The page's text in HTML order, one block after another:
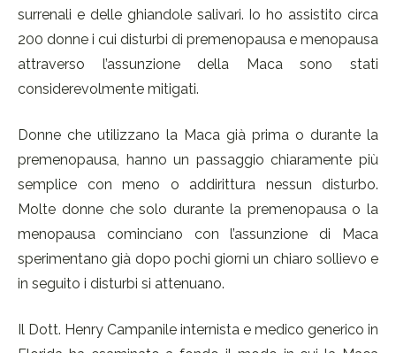
surrenali e delle ghiandole salivari. Io ho assistito circa
200 donne i cui disturbi di premenopausa e menopausa
attraverso l’assunzione della Maca sono stati
considerevolmente mitigati.
Donne che utilizzano la Maca già prima o durante la
premenopausa, hanno un passaggio chiaramente più
semplice con meno o addirittura nessun disturbo.
Molte donne che solo durante la premenopausa o la
menopausa cominciano con l’assunzione di Maca
sperimentano già dopo pochi giorni un chiaro sollievo e
in seguito i disturbi si attenuano.
Il Dott. Henry Campanile internista e medico generico in